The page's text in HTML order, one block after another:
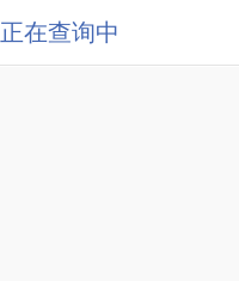
正在查询中